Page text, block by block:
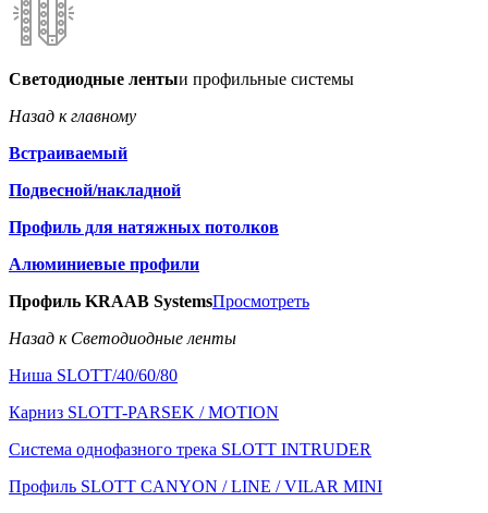
Светодиодные лентыи профильные системы
Назад к главному
Встраиваемый
Подвесной/накладной
Профиль для натяжных потолков
Алюминиевые профили
Профиль KRAAB SystemsПросмотреть
Назад к Светодиодные ленты
Ниша SLOTT/40/60/80
Карниз SLOTT-PARSEK / MOTION
Система однофазного трека SLOTT INTRUDER
Профиль SLOTT CANYON / LINE / VILAR MINI